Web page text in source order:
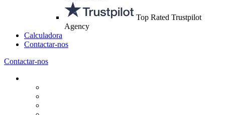
Top Rated Trustpilot
Agency
Calculadora
Contactar-nos
Contactar-nos